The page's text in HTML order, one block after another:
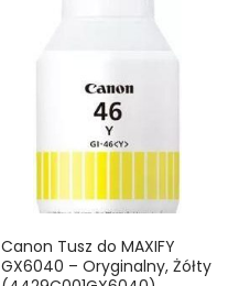
Canon Tusz do MAXIFY
GX6040 – Oryginalny, Żółty